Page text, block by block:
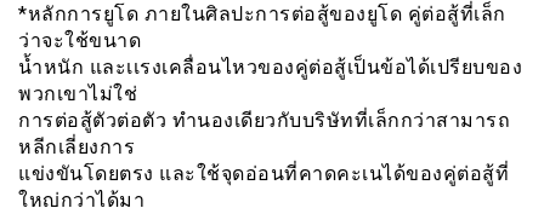
*หลักการยูโด ภายในศิลปะการต่อสู้ของยูโด คู่ต่อสู้ที่เล็ก
ว่าจะใช้ขนาด
น้ำหนัก และเเรงเคลื่อนไหวของคู่ต่อสู้เป็นข้อได้เปรียบของ
พวกเขาไม่ใช่
การต่อสู้ตัวต่อตัว ทำนองเดียวกับบริษัทที่เล็กกว่าสามารถ
หลีกเลี่ยงการ
แข่งขันโดยตรง และใช้จุดอ่อนที่คาดคะเนได้ของคู่ต่อสู้ที่
ใหญ่กว่าได้มา